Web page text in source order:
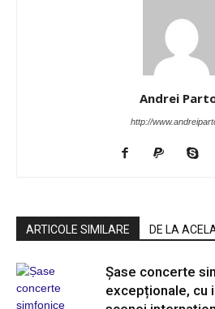
Andrei
http://
ARTICOLE SIMILARE DE LA
Șase concerte
excepționale, cu